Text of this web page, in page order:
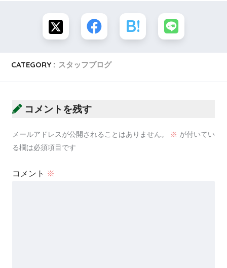
CATEGORY : スタッフブログ
コメントを残す
メールアドレスが公開されることはありません。 ※ が付いてい
る欄は必須項目です
コメント ※